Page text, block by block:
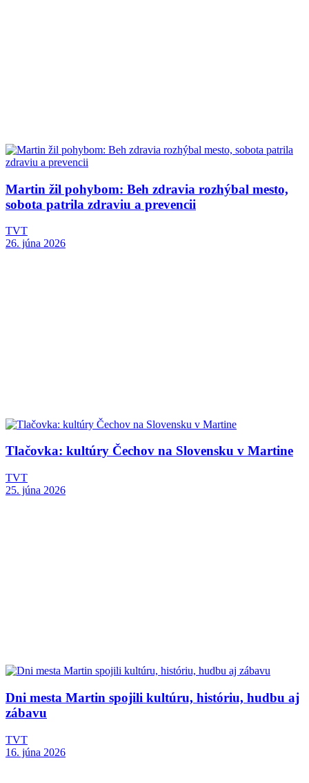
Martin žil pohybom: Beh zdravia rozhýbal mesto,
sobota patrila zdraviu a prevencii
TVT
26. júna 2026
Tlačovka: kultúry Čechov na Slovensku v Martine
TVT
25. júna 2026
Dni mesta Martin spojili kultúru, históriu, hudbu aj
zábavu
TVT
16. júna 2026